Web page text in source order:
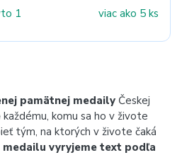
1 viac ako 5 ks
pamätnej medaily Českej
každému, komu sa ho v živote
tým, na ktorých v živote čaká
medailu vyryjeme text podľa